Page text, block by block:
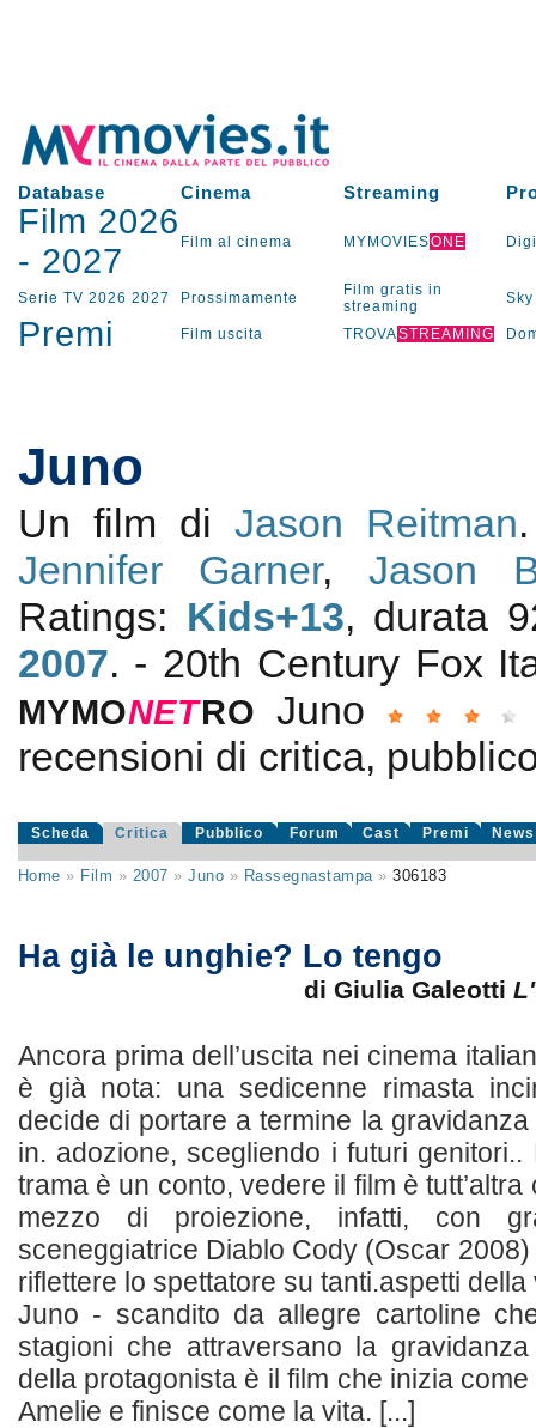
Database Cinema Streaming
Film 2026
- 2027 Film al cinema MYMOVIESONE
Serie TV 2026 2027 Prossimamente
Film gratis in
streaming
Sky
Premi Film uscita TROVASTREAMING
Juno
Un film di Jason Reitman
Jennifer Garner, Jason
Ratings: Kids+13, durata
2007. - 20th Century Fox
MYMONETRO
Juno
recensioni di critica,
Scheda Critica Pubblico Forum Cast Premi News
Home » Film » 2007 »Juno » Rassegnastampa»306183
Ha già le unghie? Lo tengo
di Giulia Galeotti
Ancora prima dell’uscita nei cinema
è già nota: una sedicenne rimasta
decide di portare a termine la
in. adozione, scegliendo i futuri
trama è un conto, vedere il film è tutt’altra
mezzo di proiezione, infatti, con
sceneggiatrice Diablo Cody (Oscar
riflettere lo spettatore su tanti.aspetti della
Juno - scandito da allegre cartoline
stagioni che attraversano la
della protagonista è il film che inizia
Amelie e finisce come la vita. [...]